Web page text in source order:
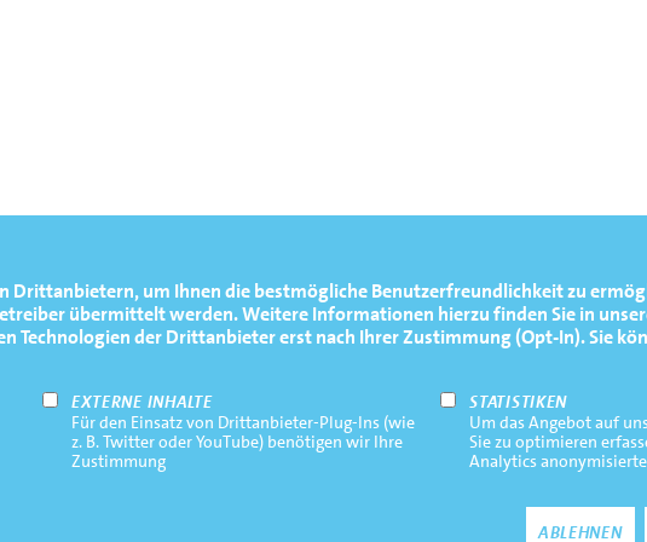
Drittanbietern, um Ihnen die bestmögliche Benutzerfreundlichkeit zu
übermittelt werden. Weitere Informationen hierzu finden Sie in
Technologien der Drittanbieter erst nach Ihrer Zustimmung (Opt-In). Sie
EXTERNE INHALTE
Für den Einsatz von Drittanbieter-Plug-Ins (wie
z. B. Twitter oder YouTube) benötigen wir Ihre
Zustimmung
STATISTIKEN
Um das Angebot auf
Sie zu optimieren
Analytics
ABLEHNEN